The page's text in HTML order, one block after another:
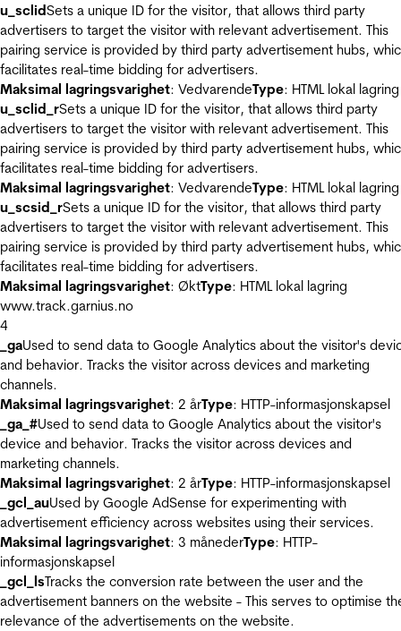
u_sclidSets a unique ID for the visitor, that allows third party
advertisers to target the visitor with relevant advertisement. This
pairing service is provided by third party advertisement hubs,
facilitates real-time bidding for advertisers.
Maksimal lagringsvarighet: VedvarendeType: HTML lokal lagring
u_sclid_rSets a unique ID for the visitor, that allows third party
advertisers to target the visitor with relevant advertisement. This
pairing service is provided by third party advertisement hubs,
facilitates real-time bidding for advertisers.
Maksimal lagringsvarighet: VedvarendeType: HTML lokal lagring
u_scsid_rSets a unique ID for the visitor, that allows third party
advertisers to target the visitor with relevant advertisement. This
pairing service is provided by third party advertisement hubs,
facilitates real-time bidding for advertisers.
Maksimal lagringsvarighet: ØktType: HTML lokal lagring
www.track.garnius.no
4
_gaUsed to send data to Google Analytics about the visitor's
and behavior. Tracks the visitor across devices and marketing
channels.
Maksimal lagringsvarighet: 2 årType: HTTP-informasjonskapsel
_ga_#Used to send data to Google Analytics about the visitor's
device and behavior. Tracks the visitor across devices and
marketing channels.
Maksimal lagringsvarighet: 2 årType: HTTP-informasjonskapsel
_gcl_auUsed by Google AdSense for experimenting with
advertisement efficiency across websites using their services.
Maksimal lagringsvarighet: 3 månederType: HTTP-
informasjonskapsel
_gcl_lsTracks the conversion rate between the user and the
advertisement banners on the website - This serves to optimise
relevance of the advertisements on the website.